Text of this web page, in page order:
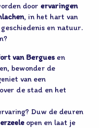
door ervaringen
, in het hart van
en natuur.
van Berguesen
bewonder de
van een
de stad en het
Duw de deuren
open en laat je